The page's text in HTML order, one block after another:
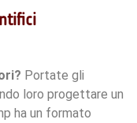
Portate gli
loro progettare un
ha un formato